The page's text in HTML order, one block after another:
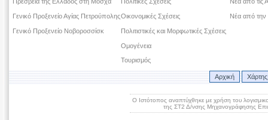
Γενικό Προξενείο Αγίας Πετρούπολης
Γενικό Προξενείο Νοβοροσσίσκ
Οικονομικές Σχέσεις
Πολιτιστικές και Μορφωτικές Σχέσεις
Ομογένεια
Τουρισμός
Νέα από την
Αρχική
Ο Ιστότοπος αναπτύχθηκε με χρήση του
της ΣΤ2 Δ/νσης Μηχανογράφησης